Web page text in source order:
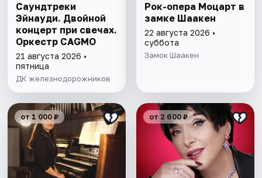
Саундтреки
Эйнауди. Двойной
концерт при свечах.
Оркестр CAGMO
21 августа 2026 •
пятница
ДК железнодорожников
Рок-опера Моцарт в
замке Шаакен
22 августа 2026 •
суббота
Замок Шаакен
от 1 000 ₽ от 2 600 ₽